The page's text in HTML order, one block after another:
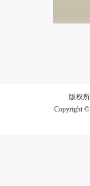
版权
Copyright ©